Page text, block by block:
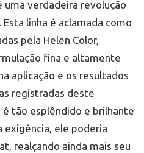
uma verdadeira revolução
linha é aclamada como
pela Helen Color,
fina e altamente
aplicação e os resultados
registradas deste
tão esplêndido e brilhante
exigência, ele poderia
realçando ainda mais seu